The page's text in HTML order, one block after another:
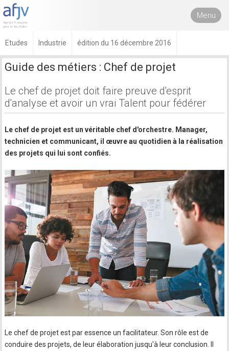
Menu
Etudes Industrie édition du 16 décembre 2016
Guide des métiers : Chef de projet
Le chef de projet doit faire preuve d'esprit
d'analyse et avoir un vrai Talent pour fédérer
Le chef de projet est un véritable chef d'orchestre. Manager,
technicien et communicant, il œuvre au quotidien à la réalisation
des projets qui lui sont confiés.
Le chef de projet est par essence un facilitateur. Son rôle est de
conduire des projets, de leur élaboration jusqu'à leur conclusion. Il